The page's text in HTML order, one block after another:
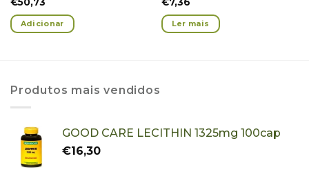
€50,73
Adicionar
€7,36
Ler mais
Produtos mais vendidos
GOOD CARE LECITHIN 1325mg 100cap
€16,30